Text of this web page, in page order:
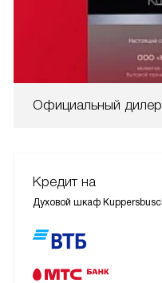
Официальный дилер
Кредит на
Духовой шкаф